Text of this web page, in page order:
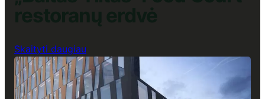
restoranų erdvė
Skaityti daugiau
„Baltas
Tiltas“
Food